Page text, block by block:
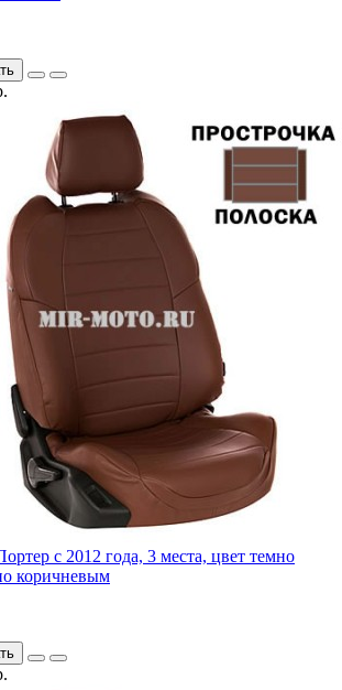
с 2012 года, 3 места, цвет темно
коричневым